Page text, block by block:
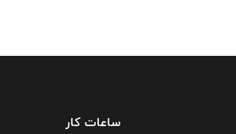
ساعات کار